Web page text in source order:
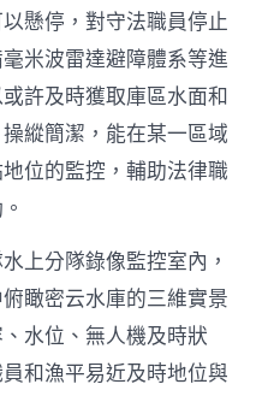
懸停，對守法職員停止
米波雷達避障體系等進
許及時獲取庫區水面和
縱簡潔，能在某一區域
位的監控，輔助法律職
上分隊錄像監控室內，
瞰密云水庫的三維實景
水位、無人機及時狀
和漁平易近及時地位與